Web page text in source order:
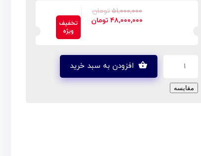
۵۱,۰۰۰,۰۰۰ تومان
۴۸,۰۰۰,۰۰۰ تومان
افزودن به سبد خرید
مقایسه